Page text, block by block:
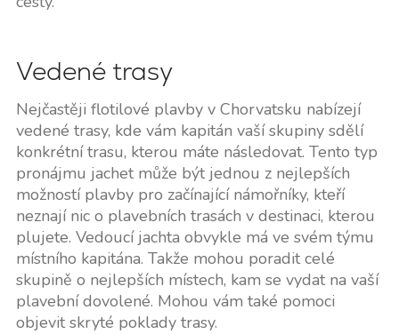
Vedené trasy
Nejčastěji flotilové plavby v Chorvatsku nabízejí
vedené trasy, kde vám kapitán vaší skupiny sdělí
konkrétní trasu, kterou máte následovat. Tento typ
pronájmu jachet může být jednou z nejlepších
možností plavby pro začínající námořníky, kteří
neznají nic o plavebních trasách v destinaci, kterou
plujete. Vedoucí jachta obvykle má ve svém týmu
místního kapitána. Takže mohou poradit celé
skupině o nejlepších místech, kam se vydat na vaší
plavební dovolené. Mohou vám také pomoci
objevit skryté poklady trasy.